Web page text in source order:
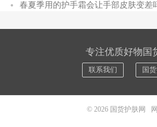
春夏季用的护手霜会让手部皮肤变差
专注优质好物国
联系我们 国
© 2026 国货护肤网